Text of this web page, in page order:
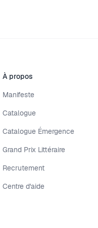
À propos
Manifeste
Catalogue
Catalogue Émergence
Grand Prix Littéraire
Recrutement
Centre d'aide